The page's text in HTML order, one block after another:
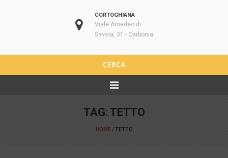
CORTOGHIANA
Viale Amedeo di
Savoia, 31 - Carbonia
CERCA
TAG: TETTO
HOME /TETTO